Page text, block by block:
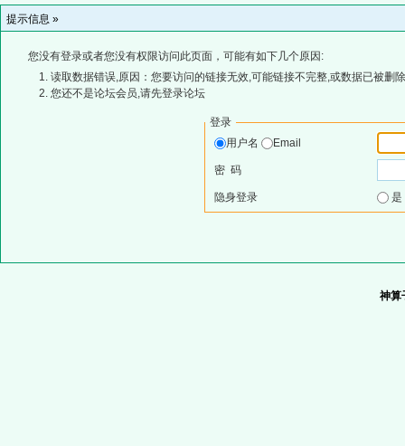
提示信息 »
您没有登录或者您没有权限访问此页面，可能有如下几个原因:
读取数据错误,原因：您要访问的链接无效,可能链接不完整,或数据已被删
您还不是论坛会员,请先登录论坛
登录
用户名
Email
密 码
隐身登录
神算